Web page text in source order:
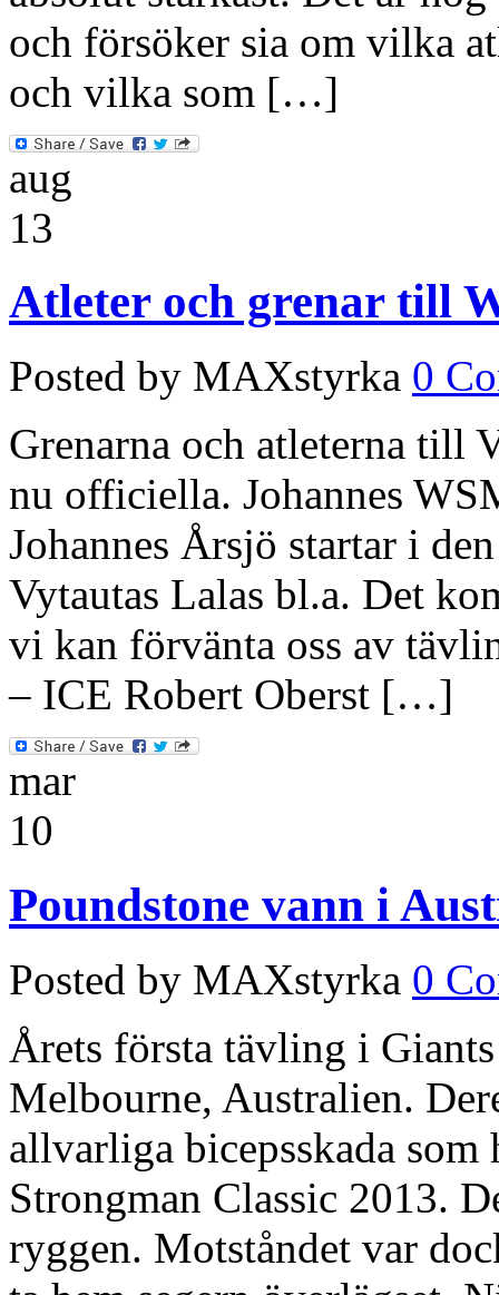
och försöker sia om vilka
och vilka som […]
aug
13
Atleter och grenar till
Posted by MAXstyrka 0
Grenarna och atleterna till
nu officiella. Johannes
Johannes Årsjö startar i
Vytautas Lalas bl.a. Det
vi kan förvänta oss av
– ICE Robert Oberst […]
mar
10
Poundstone vann i
Posted by MAXstyrka 0
Årets första tävling i
Melbourne, Australien.
allvarliga bicepsskada
Strongman Classic 2013.
ryggen. Motståndet var